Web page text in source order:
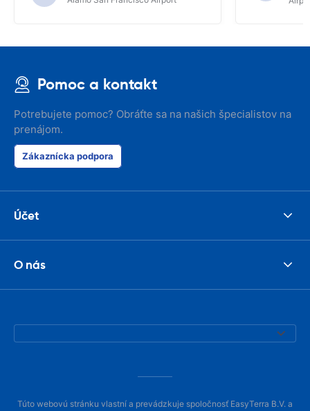
Pomoc a kontakt
Potrebujete pomoc? Obráťte sa na našich špecialistov na
prenájom.
Zákaznícka podpora
Účet
O nás
Túto webovú stránku vlastní a prevádzkuje spoločnosť EasyTerra B.V. a